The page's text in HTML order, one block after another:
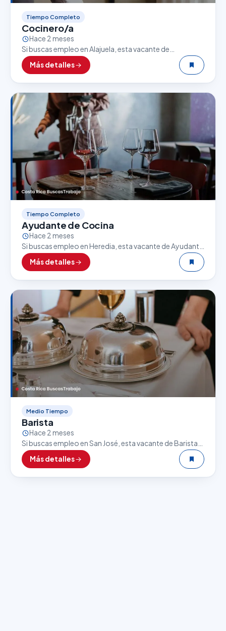
Tiempo Completo
Cocinero/a
Hace 2 meses
Si buscas empleo en Alajuela, esta vacante de
Cocinero/a puede ser una excelente oportunidad. El
sector gastronómico es uno de los que más empleo…
Más detalles
Tiempo Completo
Ayudante de Cocina
Hace 2 meses
Si buscas empleo en Heredia, esta vacante de Ayudante
de Cocina puede ser una excelente oportunidad. El
sector gastronómico es uno de los que…
Más detalles
Medio Tiempo
Barista
Hace 2 meses
Si buscas empleo en San José, esta vacante de Barista
puede ser una excelente oportunidad. El sector
gastronómico es uno de los que más…
Más detalles